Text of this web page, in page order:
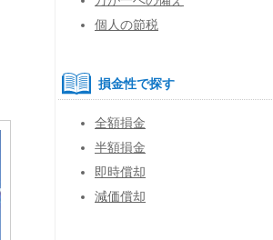
個人の節税
損金性で探す
全額損金
半額損金
即時償却
減価償却